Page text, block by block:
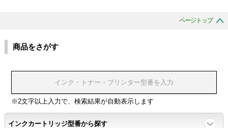
ページトップ
商品をさがす
※2文字以上入力で、検索結果が自動表示します
インクカートリッジ型番から探す